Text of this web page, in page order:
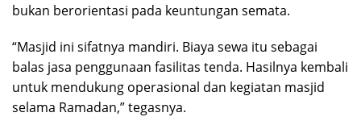
bukan berorientasi pada keuntungan semata.
“Masjid ini sifatnya mandiri. Biaya sewa itu sebagai
balas jasa penggunaan fasilitas tenda. Hasilnya kembali
untuk mendukung operasional dan kegiatan masjid
selama Ramadan,” tegasnya.